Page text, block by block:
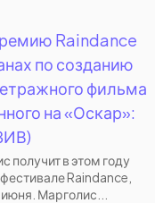
Raindance
по созданию
фильма
на «Оскар»:
получит в этом году
Raindance,
Марголис...